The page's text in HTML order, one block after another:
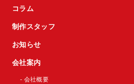
コラム
制作スタッフ
お知らせ
会社案内
- 会社概要